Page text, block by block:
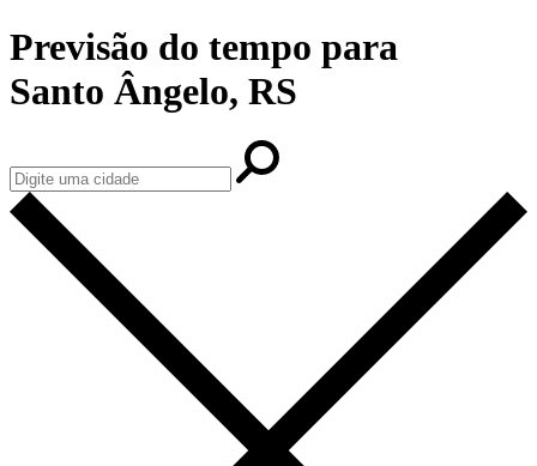
Previsão do tempo para
Santo Ângelo, RS